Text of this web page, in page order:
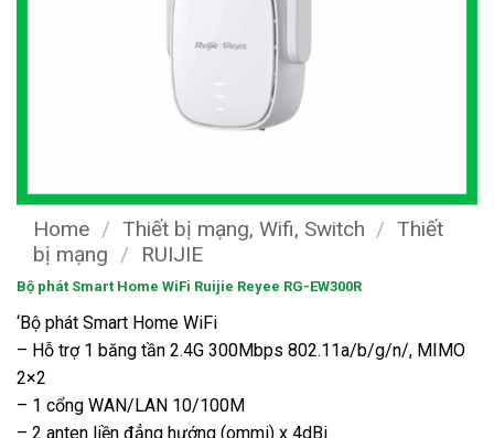
Home / Thiết bị mạng, Wifi, Switch / Thiết
bị mạng / RUIJIE
Bộ phát Smart Home WiFi Ruijie Reyee RG-EW300R
‘Bộ phát Smart Home WiFi
– Hỗ trợ 1 băng tần 2.4G 300Mbps 802.11a/b/g/n/, MIMO
2×2
– 1 cổng WAN/LAN 10/100M
– 2 anten liền đẳng hướng (ommi) x 4dBi